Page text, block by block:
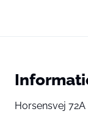
Horsensvej 72A